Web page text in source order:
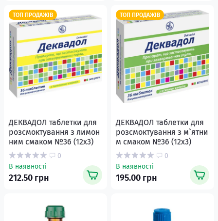
ТОП ПРОДАЖІВ
ДЕКВАДОЛ таблетки для
розсмоктування з лимон
ним смаком №36 (12х3)
0
В наявності
212.50 грн
ТОП ПРОДАЖІВ
ДЕКВАДОЛ таблетки для
розсмоктування з м`ятни
м смаком №36 (12х3)
0
В наявності
195.00 грн